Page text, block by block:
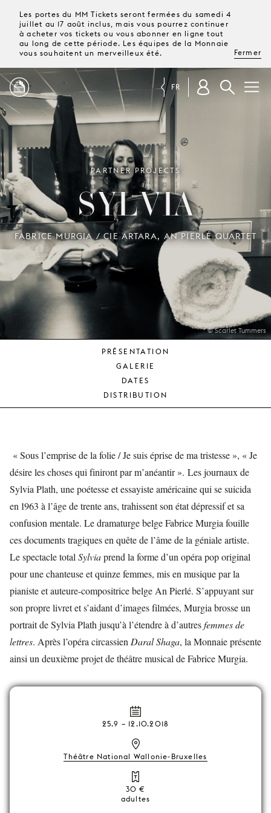
Les portes du MM Tickets seront fermées du samedi 4
juillet au 17 août inclus, mais vous pourrez continuer
à acheter vos tickets ou vous abonner en ligne tout
au long de cette période. Les équipes de la Monnaie
vous souhaitent un merveilleux été.
Fermer
PROGRAMME
MAGAZINE
TICKETS &
ABONNEMENTS
VOTRE
VISITE
JEUNE
PUBLIC
LA
SOUTENIR
FR
© Scarlet Tummers
PARTNER PROJECTS
SYLVIA
FABRICE MURGIA / CIE ARTARA, AN PIERLÉ QUARTET
PRÉSENTATION
GALERIE
DATES
DISTRIBUTION
« Sous l’emprise de la folie / Je suis éprise de ma tristesse », « Je
désire les choses qui finiront par m’anéantir ». Les journaux de
Sylvia Plath, une poétesse et essayiste américaine qui se suicida
en 1963 à l’âge de trente ans, trahissent son état dépressif et sa
confusion mentale. Le dramaturge belge Fabrice Murgia fouille
ces documents tragiques en quête de l’âme de la géniale artiste.
Le spectacle total Sylviaprend la forme d’un opéra pop original
pour une chanteuse et quinze femmes, mis en musique par la
pianiste et auteure-compositrice belge An Pierlé. S’appuyant sur
son propre livret et s’aidant d’images filmées, Murgia brosse un
portrait de Sylvia Plath jusqu’à l’étendre à d’autresfemmes de
lettres. Après l’opéra circassien Daral Shaga, la Monnaie présente
ainsi un deuxième projet de théâtre musical de Fabrice Murgia.
25.9 – 12.10.2018
Théâtre National Wallonie-Bruxelles
30 €
adultes